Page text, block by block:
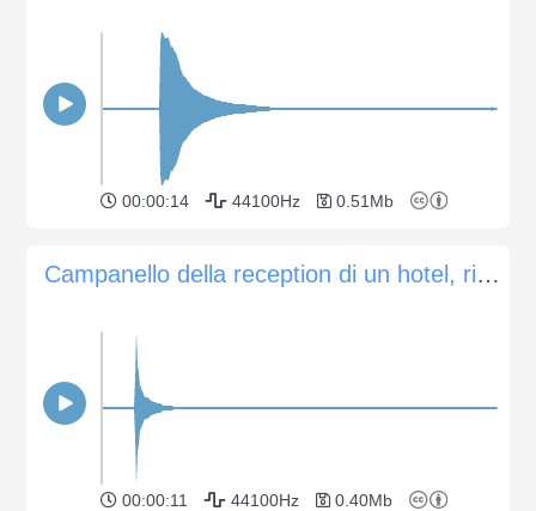
00:00:14 44100Hz 0.51Mb
Campanello della reception di un hotel, ripresa 2
00:00:11 44100Hz 0.40Mb